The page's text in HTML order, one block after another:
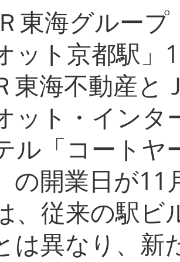
東海グルー
ット京都駅」
東海不動産と
ット・インタ
ル「コートヤ
の開業日が11
、従来の駅ビ
は異なり、新